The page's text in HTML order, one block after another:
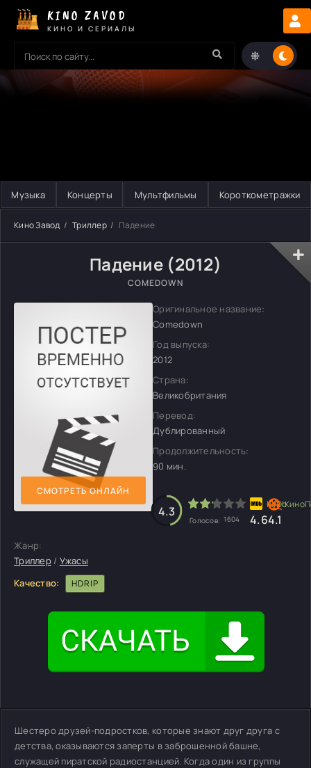
KINO ZAVOD
КИНО И СЕРИАЛЫ
Музыка Концерты Мультфильмы Короткометражки
Кино Завод Триллер Падение
Падение (2012)
COMEDOWN
СМОТРЕТЬ ОНЛАЙН
Оригинальное название:
Comedown
Год выпуска:
2012
Страна:
Великобритания
Перевод:
Дублированный
Продолжительность:
90 мин.
4.3
Голосов: 1604 4.64.1
Жанр:
Триллер/ Ужасы
Качество:
HDRIP
Шестеро друзей-подростков, которые знают друг друга с
детства, оказываются заперты в заброшенной башне,
служащей пиратской радиостанцией. Когда один из группы